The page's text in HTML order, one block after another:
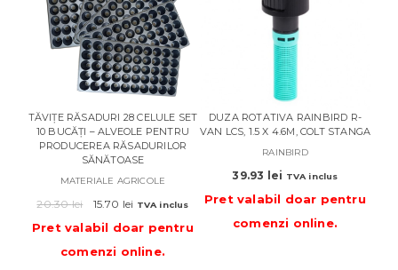
TĂVIȚE RĂSADURI 28 CELULE SET
10 BUCĂȚI – ALVEOLE PENTRU
PRODUCEREA RĂSADURILOR
SĂNĂTOASE
MATERIALE AGRICOLE
20.30lei
Prețul
fost:
15.70 lei Prețul
este:
15.70 lei.
TVA inclus
Pret valabil doar pentru
comenzi online.
DUZA ROTATIVA RAINBIRD R-
VAN LCS, 1.5 X 4.6M, COLT STANGA
RAINBIRD
39.93 lei TVA inclus
Pret valabil doar pentru
comenzi online.